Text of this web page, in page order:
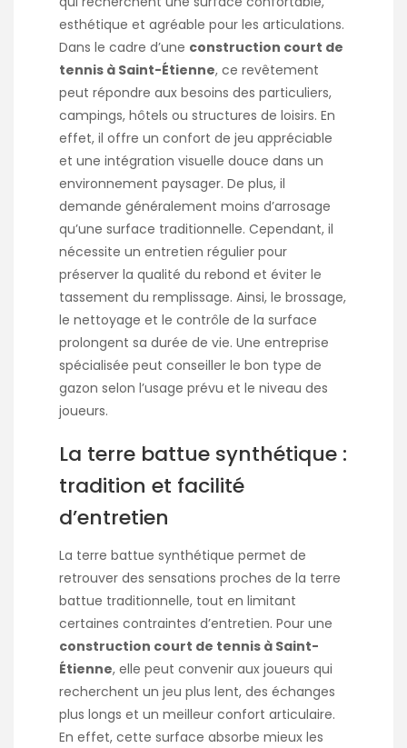
esthétique et agréable pour les articulations.
Dans le cadre d’une construction court de
tennis à Saint-Étienne, ce revêtement
peut répondre aux besoins des particuliers,
campings, hôtels ou structures de loisirs. En
effet, il offre un confort de jeu appréciable
et une intégration visuelle douce dans un
environnement paysager. De plus, il
demande généralement moins d’arrosage
qu’une surface traditionnelle. Cependant, il
nécessite un entretien régulier pour
préserver la qualité du rebond et éviter le
tassement du remplissage. Ainsi, le brossage,
le nettoyage et le contrôle de la surface
prolongent sa durée de vie. Une entreprise
spécialisée peut conseiller le bon type de
gazon selon l’usage prévu et le niveau des
joueurs.
La terre battue synthétique :
tradition et facilité
d’entretien
La terre battue synthétique permet de
retrouver des sensations proches de la terre
battue traditionnelle, tout en limitant
certaines contraintes d’entretien. Pour une
construction court de tennis à Saint-
Étienne, elle peut convenir aux joueurs qui
recherchent un jeu plus lent, des échanges
plus longs et un meilleur confort articulaire.
En effet, cette surface absorbe mieux les